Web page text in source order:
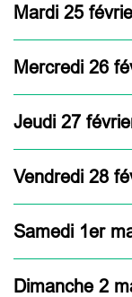
Mardi 25
Mercredi 26
Jeudi 27
Vendredi 28
Samedi 1er
Dimanche 2